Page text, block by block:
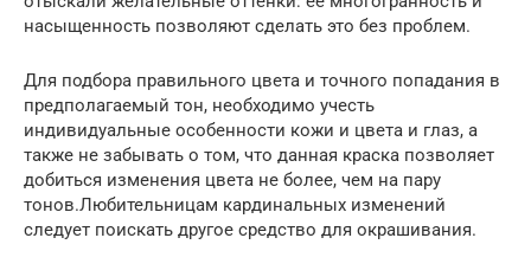
насыщенность позволяют сделать это без проблем.
Для подбора правильного цвета и точного попадания в
предполагаемый тон, необходимо учесть
индивидуальные особенности кожи и цвета и глаз, а
также не забывать о том, что данная краска позволяет
добиться изменения цвета не более, чем на пару
тонов.Любительницам кардинальных изменений
следует поискать другое средство для окрашивания.